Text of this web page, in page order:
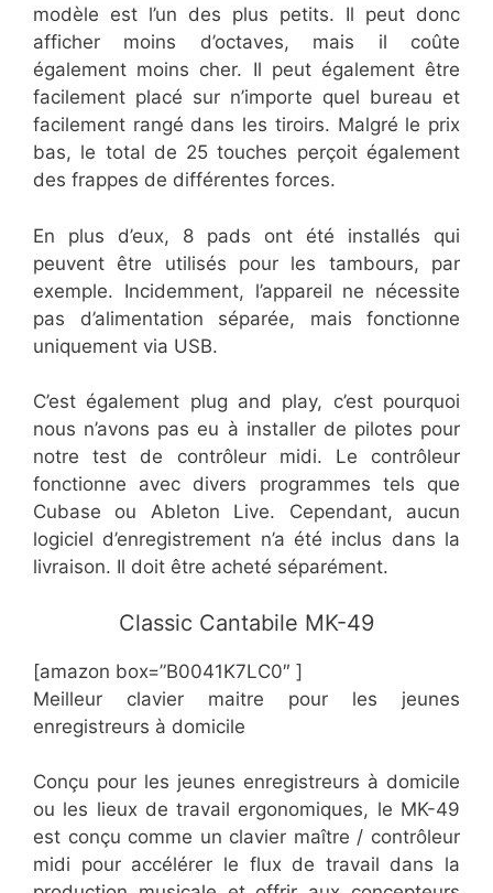
modèle est l’un des plus petits. Il peut donc
afficher moins d’octaves, mais il coûte
également moins cher. Il peut également être
facilement placé sur n’importe quel bureau et
facilement rangé dans les tiroirs. Malgré le prix
bas, le total de 25 touches perçoit également
des frappes de différentes forces.
En plus d’eux, 8 pads ont été installés qui
peuvent être utilisés pour les tambours, par
exemple. Incidemment, l’appareil ne nécessite
pas d’alimentation séparée, mais fonctionne
uniquement via USB.
C’est également plug and play, c’est pourquoi
nous n’avons pas eu à installer de pilotes pour
notre test de contrôleur midi. Le contrôleur
fonctionne avec divers programmes tels que
Cubase ou Ableton Live. Cependant, aucun
logiciel d’enregistrement n’a été inclus dans la
livraison. Il doit être acheté séparément.
​​Classic Cantabile MK-49
[amazon box=”​​B0041K7LC0″ ]
Meilleur clavier maitre pour les jeunes
enregistreurs à domicile
Conçu pour les jeunes enregistreurs à domicile
ou les lieux de travail ergonomiques, le MK-49
est conçu comme un clavier maître / contrôleur
midi pour accélérer le flux de travail dans la